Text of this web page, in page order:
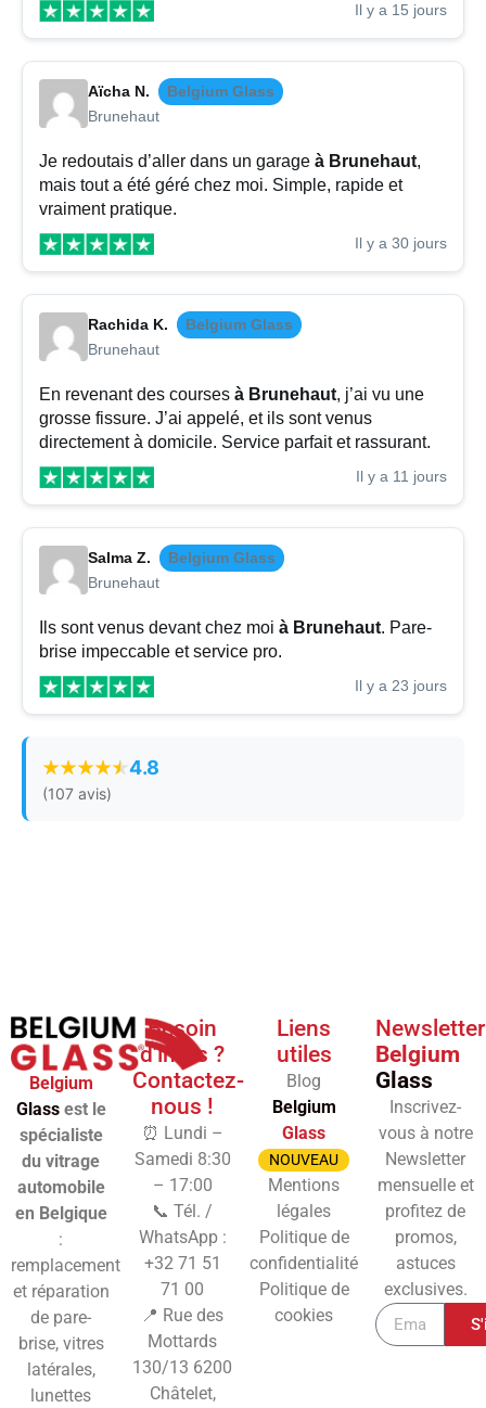
Il y a 15 jours
Aïcha N.
Belgium Glass
Brunehaut
Je redoutais d’aller dans un garage à Brunehaut,
mais tout a été géré chez moi. Simple, rapide et
vraiment pratique.
Il y a 30 jours
Rachida K.
Belgium Glass
Brunehaut
En revenant des courses à Brunehaut, j’ai vu une
grosse fissure. J’ai appelé, et ils sont venus
directement à domicile. Service parfait et rassurant.
Il y a 11 jours
Salma Z.
Belgium Glass
Brunehaut
Ils sont venus devant chez moi à Brunehaut. Pare-
brise impeccable et service pro.
Il y a 23 jours
4.8
(107 avis)
Belgium
Glassest le
spécialiste
du vitrage
automobile
en Belgique
:
remplacement
et réparation
de pare-
brise, vitres
latérales,
lunettes
Besoin
d'infos ?
Contactez-
nous !
⏰ Lundi –
Samedi 8:30
– 17:00
📞 Tél. /
WhatsApp :
+32 71 51
71 00
📍 Rue des
Mottards
130/13 6200
Châtelet,
Liens
utiles
Blog
Belgium
Glass
NOUVEAU
Mentions
légales
Politique de
confidentialité
Politique de
cookies
Newsletter
Belgium
Glass
Inscrivez-
vous à notre
Newsletter
mensuelle et
profitez de
promos,
astuces
exclusives.